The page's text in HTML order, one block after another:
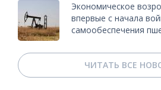
Экономическое
впервые с начала
самообеспечения
ЧИТАТЬ ВСЕ